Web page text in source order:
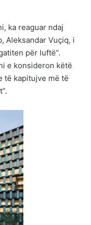
ka reaguar ndaj
Aleksandar Vuçiq, i
për luftë”.
e konsideron këtë
të kapitujve më të